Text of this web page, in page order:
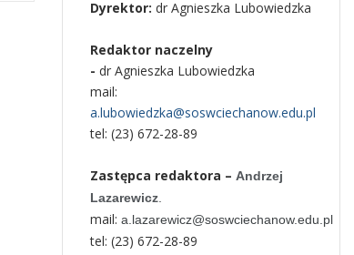
Dyrektor: dr Agnieszka Lubowiedzka
Redaktor naczelny
- dr Agnieszka Lubowiedzka
mail:
a.lubowiedzka@soswciechanow.edu.pl
tel: (23) 672-28-89
Zastępca redaktora – Andrzej
Lazarewicz.
mail: a.lazarewicz@soswciechanow.edu.pl
tel: (23) 672-28-89